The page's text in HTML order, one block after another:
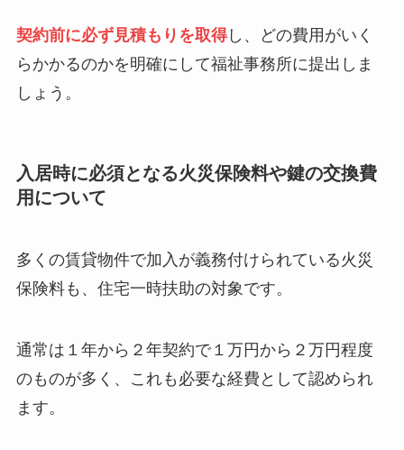
契約前に必ず見積もりを取得し、どの費用がいく
らかかるのかを明確にして福祉事務所に提出しま
しょう。
入居時に必須となる火災保険料や鍵の交換費
用について
多くの賃貸物件で加入が義務付けられている火災
保険料も、住宅一時扶助の対象です。
通常は１年から２年契約で１万円から２万円程度
のものが多く、これも必要な経費として認められ
ます。